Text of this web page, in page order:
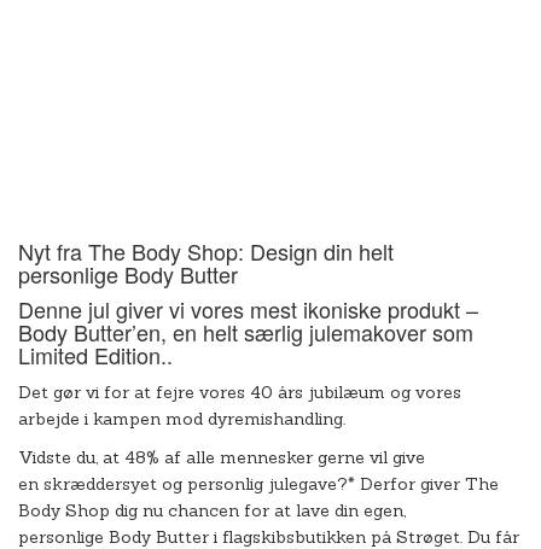
Nyt fra The Body Shop: Design din helt
personlige Body Butter
Denne jul giver vi vores mest ikoniske produkt –
Body Butter’en, en helt særlig julemakover som
Limited Edition..
Det gør vi for at fejre vores 40 års jubilæum og vores
arbejde i kampen mod dyremishandling.
Vidste du, at 48% af alle mennesker gerne vil give
en skræddersyet og personlig julegave?* Derfor giver The
Body Shop dig nu chancen for at lave din egen,
personlige Body Butter i flagskibsbutikken på Strøget. Du får